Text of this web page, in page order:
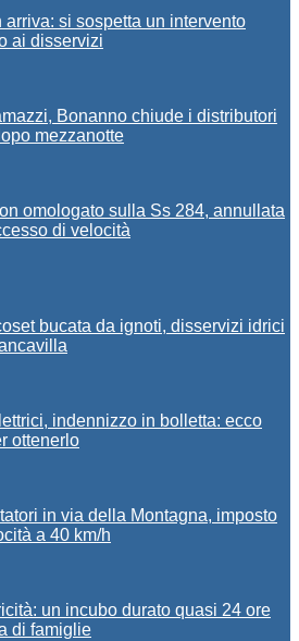
arriva: si sospetta un intervento
ai disservizi
Bonanno chiude i distributori
mezzanotte
omologato sulla Ss 284, annullata
di velocità
bucata da ignoti, disservizi idrici
indennizzo in bolletta: ecco
ottenerlo
in via della Montagna, imposto
a 40 km/h
un incubo durato quasi 24 ore
di famiglie